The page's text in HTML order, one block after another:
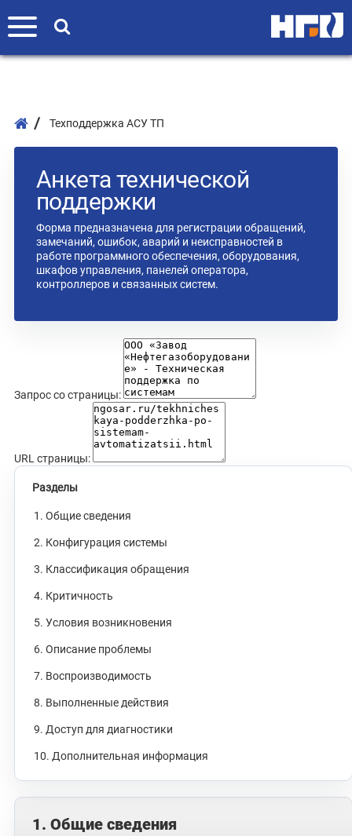
Техподдержка АСУ ТП
Анкета технической
поддержки
Форма предназначена для регистрации обращений,
замечаний, ошибок, аварий и неисправностей в
работе программного обеспечения, оборудования,
шкафов управления, панелей оператора,
контроллеров и связанных систем.
Запрос со страницы:
URL страницы:
Разделы
1. Общие сведения
2. Конфигурация системы
3. Классификация обращения
4. Критичность
5. Условия возникновения
6. Описание проблемы
7. Воспроизводимость
8. Выполненные действия
9. Доступ для диагностики
10. Дополнительная информация
1. Общие сведения